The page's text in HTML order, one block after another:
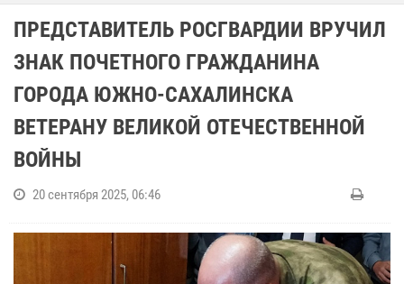
ПРЕДСТАВИТЕЛЬ РОСГВАРДИИ ВРУЧИЛ
ЗНАК ПОЧЕТНОГО ГРАЖДАНИНА
ГОРОДА ЮЖНО-САХАЛИНСКА
ВЕТЕРАНУ ВЕЛИКОЙ ОТЕЧЕСТВЕННОЙ
ВОЙНЫ
20 сентября 2025, 06:46